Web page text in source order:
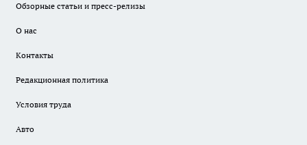
Обзорные статьи и пресс-релизы
О нас
Контакты
Редакционная политика
Условия труда
Авто